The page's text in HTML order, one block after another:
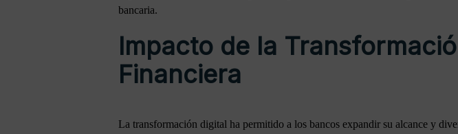
bancaria.
Impacto de la
Financiera
La transformación digital ha permitido a los bancos expandir su alcance y